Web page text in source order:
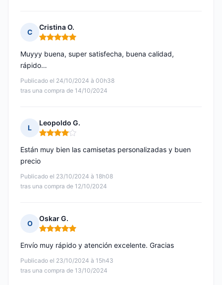
C
Cristina O.
Nota: 5 de 5
Publicado el 24/10/2024 à 00h38
tras una compra de 14/10/2024
Muyyy buena, super satisfecha, buena calidad,
rápido…
L
Leopoldo G.
Nota: 4 de 5
Publicado el 23/10/2024 à 18h08
tras una compra de 12/10/2024
Están muy bien las camisetas personalizadas y buen
precio
O
Oskar G.
Nota: 5 de 5
Publicado el 23/10/2024 à 15h43
tras una compra de 13/10/2024
Envío muy rápido y atención excelente. Gracias